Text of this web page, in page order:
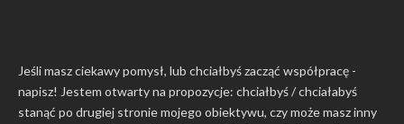
Jeśli masz ciekawy pomysł, lub chciałbyś zacząć współpracę -
napisz! Jestem otwarty na propozycje: chciałbyś / chciałabyś
stanąć po drugiej stronie mojego obiektywu, czy może masz inny